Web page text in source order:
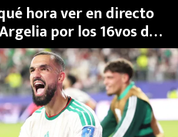
hora ver en directo
por los 16vos de
2026